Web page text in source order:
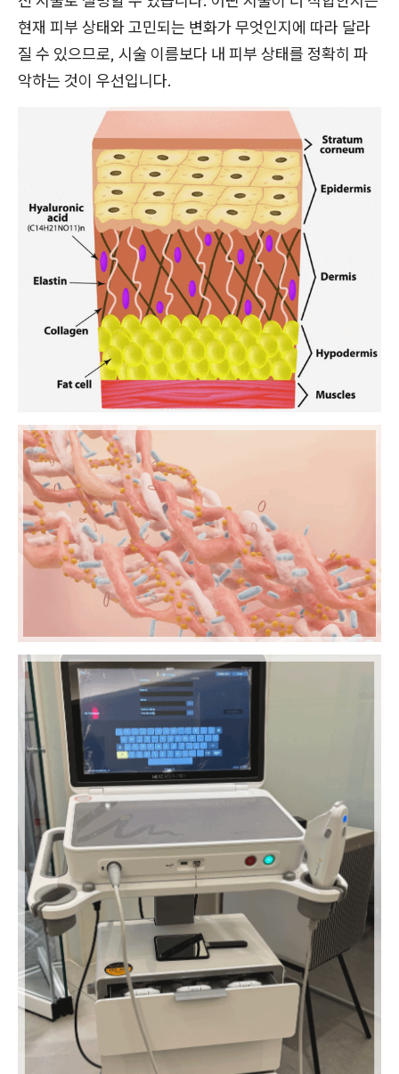
현재 피부 상태와 고민되는 변화가 무엇인지에 따라 달라
질 수 있으므로, 시술 이름보다 내 피부 상태를 정확히 파
악하는 것이 우선입니다.